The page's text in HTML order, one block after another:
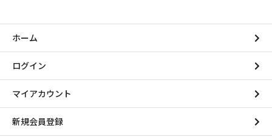
ホーム
ログイン
マイアカウント
新規会員登録